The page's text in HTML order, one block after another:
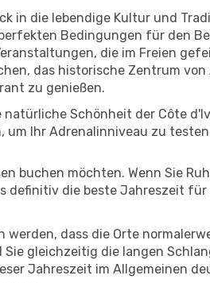
in die lebendige Kultur und
Bedingungen für den
die im Freien
das historische Zentrum von
zu genießen.
natürliche Schönheit der Côte
um Ihr Adrenalinniveau zu
buchen möchten. Wenn Sie
definitiv die beste Jahreszeit für
werden, dass die Orte
Sie gleichzeitig die langen
Jahreszeit im Allgemeinen